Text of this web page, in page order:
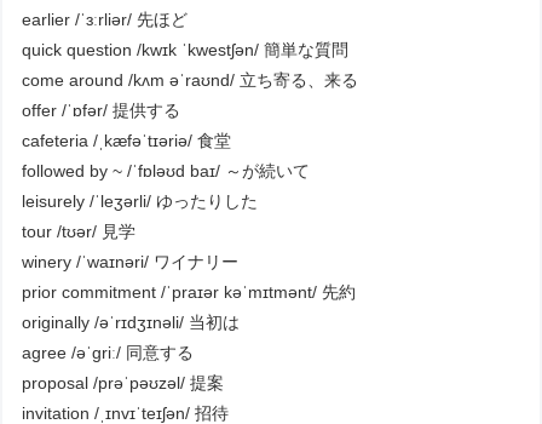
earlier /ˈɜːrliər/ 先ほど
quick question /kwɪk ˈkwestʃən/ 簡単な質問
come around /kʌm əˈraʊnd/ 立ち寄る、来る
offer /ˈɒfər/ 提供する
cafeteria /ˌkæfəˈtɪəriə/ 食堂
followed by ~ /ˈfɒləʊd baɪ/ ～が続いて
leisurely /ˈleʒərli/ ゆったりした
tour /tʊər/ 見学
winery /ˈwaɪnəri/ ワイナリー
prior commitment /ˈpraɪər kəˈmɪtmənt/ 先約
originally /əˈrɪdʒɪnəli/ 当初は
agree /əˈɡriː/ 同意する
proposal /prəˈpəʊzəl/ 提案
invitation /ˌɪnvɪˈteɪʃən/ 招待